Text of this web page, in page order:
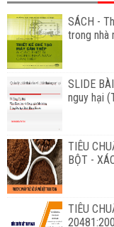
SÁCH -
trong nhà
SLIDE
nguy hại
TIÊU
BỘT -
TIÊU